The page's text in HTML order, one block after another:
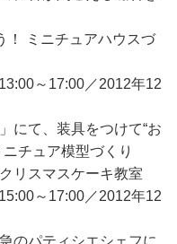
！ ミニチュアハウスづ
～17:00／2012年12
て、装具をつけて“お
チュア模型づくり
リスマスケーキ教室
～17:00／2012年12
パティシエシェフに